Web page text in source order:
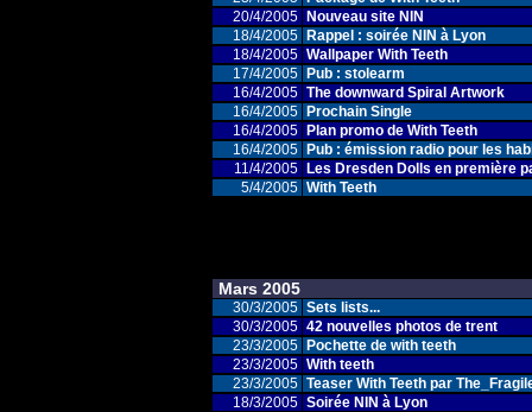
20/4/2005
Nouveau site NIN
18/4/2005
Rappel : soirée NIN à Lyon
18/4/2005 Wallpaper With Teeth
17/4/2005
Pub : stolearm
16/4/2005 The downward Spiral Artwork
16/4/2005
Prochain Single
16/4/2005
Plan promo de With Teeth
16/4/2005
Pub : émission radio pour les
11/4/2005
Les Dresden Dolls en première
5/4/2005 With Teeth
Mars 2005
30/3/2005 Sets lists...
30/3/2005 42 nouvelles photos de trent
23/3/2005
Pochette de with teeth
23/3/2005 With teeth
23/3/2005 Teaser With Teeth par
18/3/2005 Soirée NIN à Lyon